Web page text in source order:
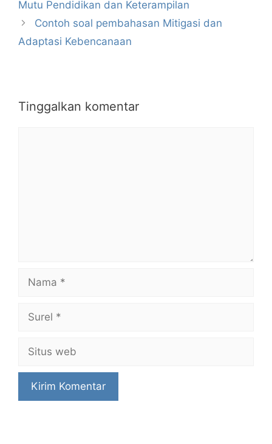
Mutu Pendidikan dan Keterampilan
Contoh soal pembahasan Mitigasi dan
Adaptasi Kebencanaan
Tinggalkan komentar
Nama
Surel
Situs
web